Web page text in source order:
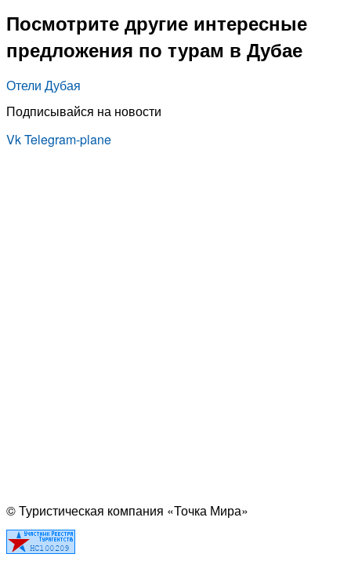
Посмотрите другие интересные
предложения по турам в Дубае
Отели Дубая
Подписывайся на новости
VkTelegram-plane
© Туристическая компания «Точка Мира»